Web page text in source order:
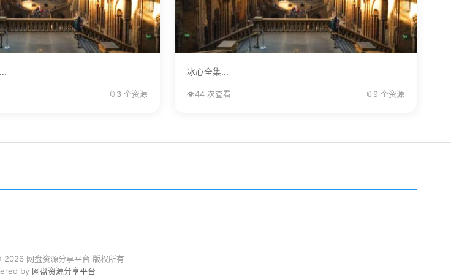
📎 3 个资源
冰心全集...
👁️44 次查看 📎 9 个资源
网盘资源分享平台 版权所有
by 网盘资源分享平台